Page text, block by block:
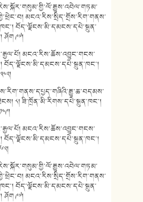
མངའ་རིས་སྲིད་གྲོས་རིག་གནས་
བོད་ལྗོངས་མི་དམངས་དཔེ་སྐྲུན་
ཤོག ༩༧།
མངའ་རིས་ཆོས་འབྱུང་གངས་
བོད་ལྗོངས་མི་དམངས་དཔེ་སྐྲུན་ཁང་།
༨། ཟི་ཁྲོན་མི་རིགས་དཔེ་སྐྲུན་ཁང་།
མངའ་རིས་ཆོས་འབྱུང་གངས་
བོད་ལྗོངས་མི་དམངས་དཔེ་སྐྲུན་ཁང་།
མངའ་རིས་སྲིད་གྲོས་རིག་གནས་
བོད་ལྗོངས་མི་དམངས་དཔེ་སྐྲུན་
ཤོག ༩༧།